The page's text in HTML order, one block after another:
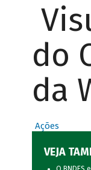
do
da
Ações
VEJA